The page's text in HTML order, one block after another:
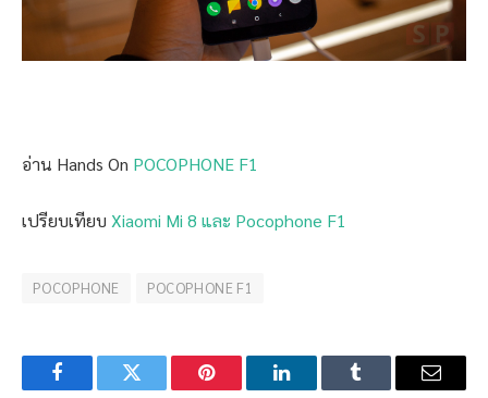
อ่าน Hands On POCOPHONE F1
เปรียบเทียบ Xiaomi Mi 8 และ Pocophone F1
POCOPHONE POCOPHONE F1
FacebookTwitter Pinterest LinkedInTumblr Email